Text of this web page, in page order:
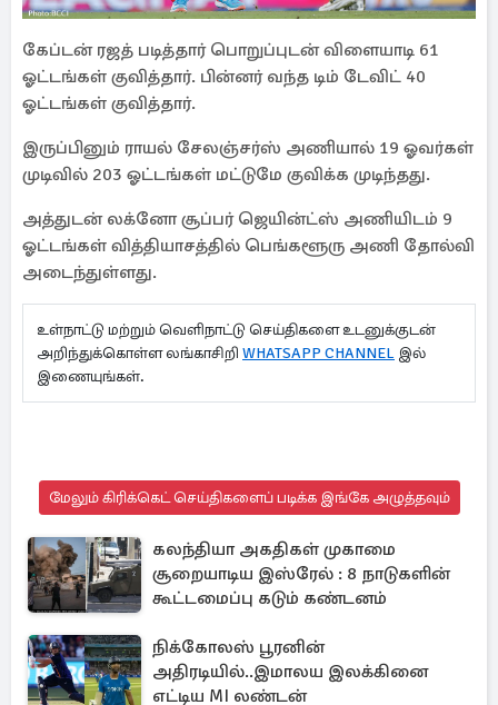
கேப்டன் ரஜத் படித்தார் பொறுப்புடன் விளையாடி 61
ஓட்டங்கள் குவித்தார். பின்னர் வந்த டிம் டேவிட் 40
ஓட்டங்கள் குவித்தார்.
இருப்பினும் ராயல் சேலஞ்சர்ஸ் அணியால் 19 ஓவர்கள்
முடிவில் 203 ஓட்டங்கள் மட்டுமே குவிக்க முடிந்தது.
அத்துடன் லக்னோ சூப்பர் ஜெயின்ட்ஸ் அணியிடம் 9
ஓட்டங்கள் வித்தியாசத்தில் பெங்களூரு அணி தோல்வி
அடைந்துள்ளது.
உள்நாட்டு மற்றும் வெளிநாட்டு செய்திகளை உடனுக்குடன்
அறிந்துக்கொள்ள லங்காசிறி WHATSAPP CHANNEL இல்
இணையுங்கள்.
மேலும் கிரிக்கெட் செய்திகளைப் படிக்க இங்கே அழுத்தவும்
கலந்தியா அகதிகள் முகாமை
சூறையாடிய இஸ்ரேல் : 8 நாடுகளின்
கூட்டமைப்பு கடும் கண்டனம்
நிக்கோலஸ் பூரனின்
அதிரடியில்..இமாலய இலக்கினை
எட்டிய MI லண்டன்